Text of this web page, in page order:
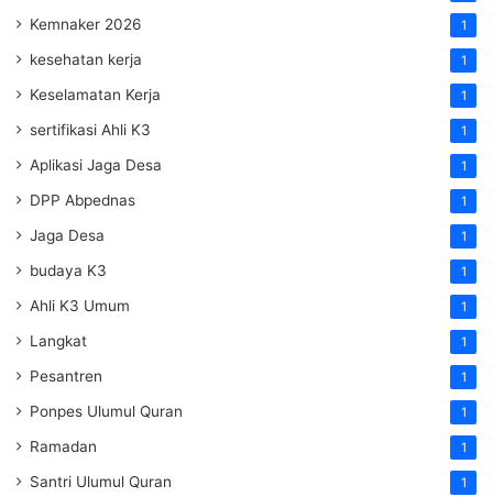
Kemnaker 2026 1
kesehatan kerja 1
Keselamatan Kerja 1
sertifikasi Ahli K3 1
Aplikasi Jaga Desa 1
DPP Abpednas 1
Jaga Desa 1
budaya K3 1
Ahli K3 Umum 1
Langkat 1
Pesantren 1
Ponpes Ulumul Quran 1
Ramadan 1
Santri Ulumul Quran 1